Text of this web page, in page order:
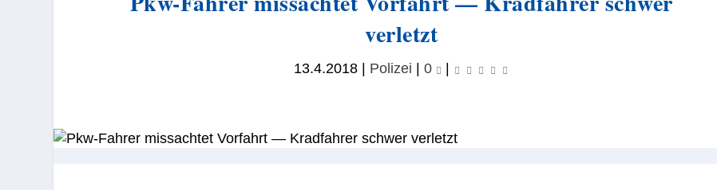
verletzt
13.4.2018| Polizei 0